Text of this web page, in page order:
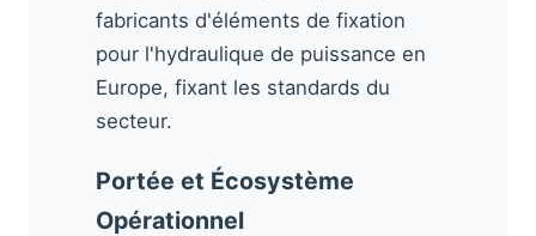
fabricants d'éléments de fixation
pour l'hydraulique de puissance en
Europe, fixant les standards du
secteur.
Portée et Écosystème
Opérationnel